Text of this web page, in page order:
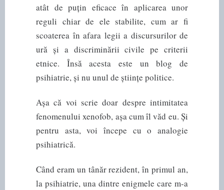
atât de puțin eficace în aplicarea unor
reguli chiar de ele stabilite, cum ar fi
scoaterea în afara legii a discursurilor de
ură și a discriminării civile pe criterii
etnice. Însă acesta este un blog de
psihiatrie, și nu unul de științe politice.
Așa că voi scrie doar despre intimitatea
fenomenului xenofob, așa cum îl văd eu. Și
pentru asta, voi începe cu o analogie
psihiatrică.
Când eram un tânăr rezident, în primul an,
la psihiatrie, una dintre enigmele care m-a